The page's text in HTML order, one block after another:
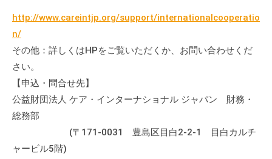
http://www.careintjp.org/support/internationalcooperatio
n/
その他：詳しくはHPをご覧いただくか、お問い合わせくだ
さい。
【申込・問合せ先】
公益財団法人 ケア・インターナショナル ジャパン 財務・
総務部
(〒171-0031 豊島区目白2-2-1 目白カルチ
ャービル5階)